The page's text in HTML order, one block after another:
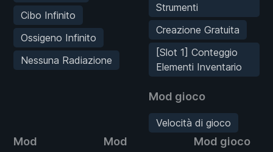
Cibo Infinito
Ossigeno Infinito
Nessuna Radiazione
Strumenti
Creazione Gratuita
[Slot 1] Conteggio
Elementi Inventario
Mod gioco
Velocità di gioco
Mod
Mod
Mod gioco